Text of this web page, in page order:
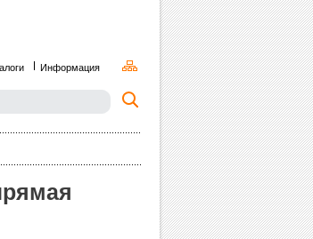
Информация